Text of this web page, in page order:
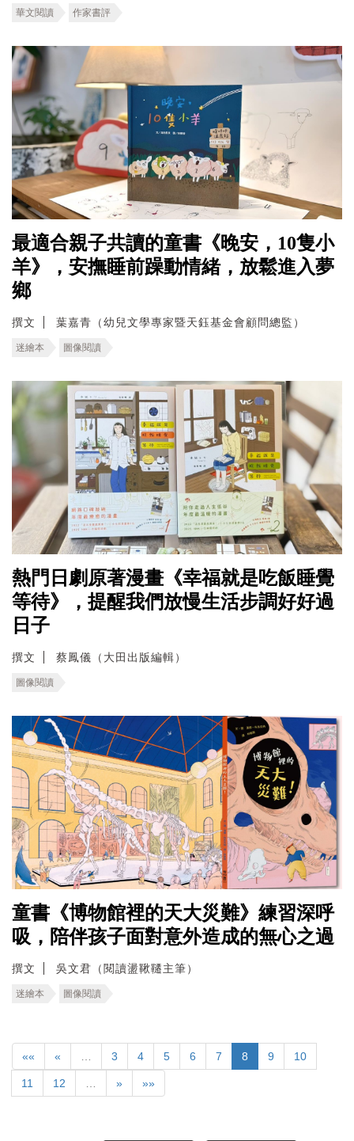
華文閱讀 作家書評
最適合親子共讀的童書《晚安，10隻小
羊》，安撫睡前躁動情緒，放鬆進入夢
鄉
撰文 葉嘉青（幼兒文學專家暨天鈺基金會顧問總監）
迷繪本 圖像閱讀
熱門日劇原著漫畫《幸福就是吃飯睡覺
等待》，提醒我們放慢生活步調好好過
日子
撰文 蔡鳳儀（大田出版編輯）
圖像閱讀
童書《博物館裡的天大災難》練習深呼
吸，陪伴孩子面對意外造成的無心之過
撰文 吳文君（閱讀盪鞦韆主筆）
迷繪本 圖像閱讀
«« « 3 4 5 6 7 8 9 10
11 12 » »»